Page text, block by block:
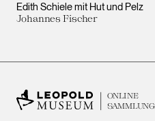
Edith Schiele mit Hut und Pelz
Johannes Fischer
ONLINE
SAMMLUNG